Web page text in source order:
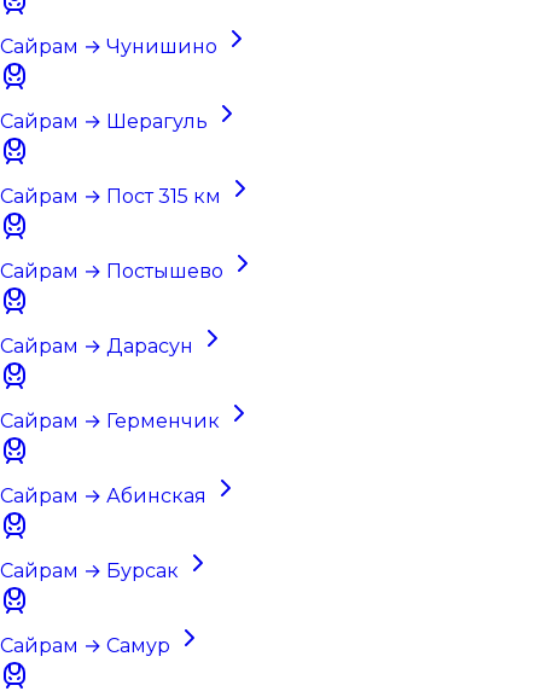
Сайрам → Чунишино
Сайрам → Шерагуль
Сайрам → Пост 315 км
Сайрам → Постышево
Сайрам → Дарасун
Сайрам → Герменчик
Сайрам → Абинская
Сайрам → Бурсак
Сайрам → Самур